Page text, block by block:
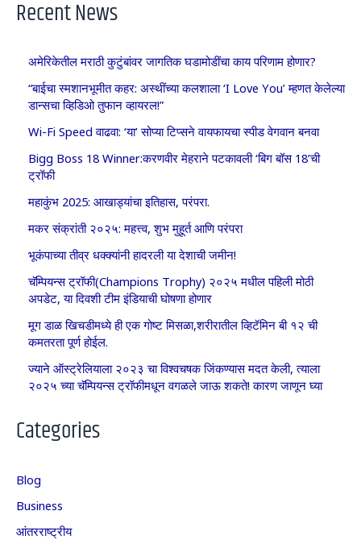
Recent News
अमेरिकेतील मराठी कुटुंबांवर जागतिक घडामोडींचा काय परिणाम होणार?
“बाईचा स्मशानभूमीत कहर: अस्थींच्या कलशाला ‘I Love You’ म्हणत केलेल्या
डान्सचा व्हिडिओ तुफान व्हायरल!”
Wi-Fi Speed वाढवा: ‘या’ सोप्या टिप्सने वायफायचा स्पीड वेगवान बनवा
Bigg Boss 18 Winner:करणवीर मेहराने पटकावली ‘बिग बॉस 18’ची
ट्रॉफी
महाकुंभ 2025: आखाड्यांचा इतिहास, परंपरा.
मकर संक्रांती २०२५: महत्त्व, शुभ मुहूर्त आणि परंपरा
भूकंपाच्या तीव्र धक्क्यांनी हादरली या देशाची जमीन!
चॅम्पियन्स ट्रॉफी(Champions Trophy) २०२५ मधील पहिली मोठी
अपडेट, या दिवशी टीम इंडियाची घोषणा होणार
मूग डाळ खिचडीमध्ये ही एक गोष्ट मिसळा,शरीरातील व्हिटॅमिन बी १२ ची
कमतरता पूर्ण होईल.
ज्याने ऑस्ट्रेलियाला २०२३ चा विश्वचषक जिंकण्यास मदत केली, त्याला
२०२५ च्या चॅम्पियन्स ट्रॉफीमधून वगळले जाऊ शकते! कारण जाणून घ्या
Categories
Blog
Business
आंतरराष्ट्रीय